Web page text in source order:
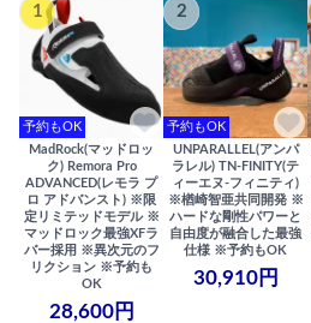
1
予約もOK
MadRock(マッドロッ
ク) Remora Pro
ADVANCED(レモラ プ
ロ アドバンスト) ※限
定リミテッドモデル ※
マッドロック最強XFラ
バー採用 ※異次元のフ
リクション ※予約も
OK
28,600円
2
予約もOK
UNPARALLEL(アンパ
ラレル) TN-FINITY(テ
ィーエヌ-フィニティ)
※楢崎智亜共同開発 ※
ハードな剛性パワーと
自由度が融合した最強
仕様 ※予約もOK
30,910円